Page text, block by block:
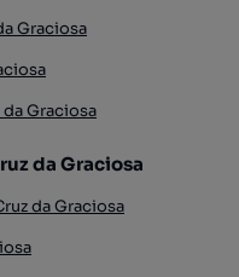
Graciosa
Graciosa
da Graciosa
da Graciosa